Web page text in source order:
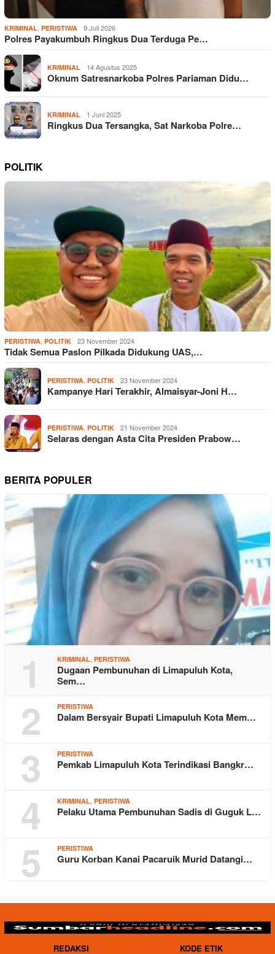
KRIMINAL PERISTIWA 9 Juli 2026
Polres Payakumbuh Ringkus Dua Terduga Pe…
KRIMINAL 14 Agustus 2025
Oknum Satresnarkoba Polres Pariaman Didu…
KRIMINAL 1 Juni 2025
Ringkus Dua Tersangka, Sat Narkoba Polre…
POLITIK
PERISTIWA, POLITIK 23 November 2024
Tidak Semua Paslon Pilkada Didukung UAS,…
PERISTIWA, POLITIK 23 November 2024
Kampanye Hari Terakhir, Almaisyar-Joni H…
PERISTIWA, POLITIK 21 November 2024
Selaras dengan Asta Cita Presiden Prabow…
BERITA POPULER
1 KRIMINAL, PERISTIWA
Dugaan Pembunuhan di Limapuluh Kota,
Sem…
2 PERISTIWA
Dalam Bersyair Bupati Limapuluh Kota Mem…
3 PERISTIWA
Pemkab Limapuluh Kota Terindikasi Bangkr…
4 KRIMINAL, PERISTIWA
Pelaku Utama Pembunuhan Sadis di Guguk L…
5 PERISTIWA
Guru Korban Kanai Pacaruik Murid Datangi…
REDAKSI KODE ETIK